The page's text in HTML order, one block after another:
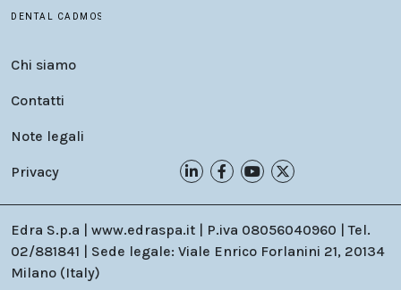
Chi siamo
Contatti
Note legali
Privacy
Edra S.p.a | www.edraspa.it | P.iva 08056040960 | Tel.
02/881841 | Sede legale: Viale Enrico Forlanini 21, 20134
Milano (Italy)